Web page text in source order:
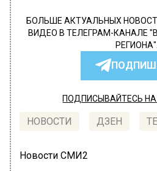
БОЛЬШЕ АКТУАЛЬНЫХ
ВИДЕО В ТЕЛЕГРАМ-КАНАЛЕ
РЕГИОНА".
ПОДПИСЫВАЙТЕСЬ
НОВОСТИ ДЗЕН
Новости СМИ2